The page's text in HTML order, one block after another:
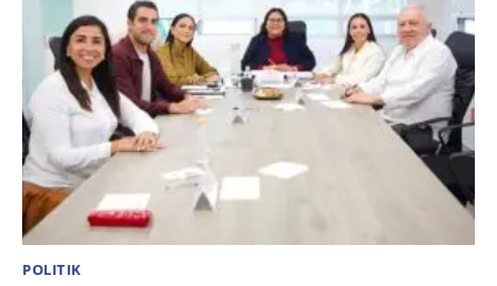
POLITIK